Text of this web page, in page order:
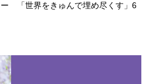
ー 「世界をきゅんで埋め尽くす」6